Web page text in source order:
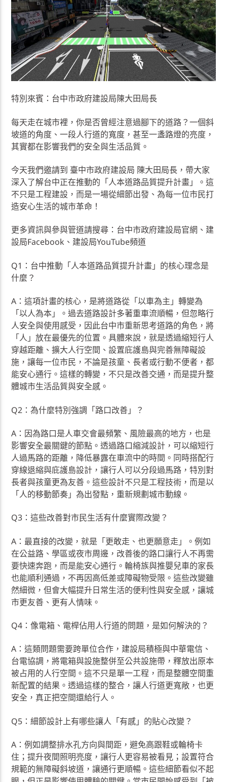
特別來賓：台中市政府建設局陳大田局長
每天走在城市裡，你是否曾經注意過腳下的道路？一個斜
坡道的角度、一段人行道的寬度，甚至一盞路燈的亮度，
其實都在影響我們的安全與生活品質。
今天我們邀請到 臺中市政府建設局 陳大田局長，帶大家
深入了解台中正在推動的「人本道路品質提升計畫」。這
不只是工程建設，而是一場從細節出發、為每一位市民打
造安心生活的城市革命！
更多資訊與參與管道請搜尋：台中市政府建設局官網、建
設局Facebook、建設局YouTube頻道
Q1：台中推動「人本道路品質提升計畫」的核心理念是
什麼？
A：這項計畫的核心，是將道路從「以車為主」轉變為
「以人為本」。過去道路設計多著重車流順暢，但忽略行
人安全與使用感受，因此台中市重新思考道路的角色，將
「人」放在最優先的位置。具體來說，就是透過縮短行人
穿越距離、擴大人行空間、設置庇護島與完善無障礙設
施，讓每一位市民，不論是孩童、長者或行動不便者，都
能安心通行。這樣的轉變，不只是改善交通，而是提升整
體城市生活品質與安全感。
Q2：為什麼特別強調「路口改善」？
A：因為路口是人車交會最頻繁、風險最高的地方，也是
影響安全最關鍵的節點。透過路口縮減設計，可以縮短行
人過馬路的距離，降低暴露在車流中的時間。同時搭配行
穿線退縮與庇護島設計，讓行人可以分段過馬路，特別對
長者與孩童更為友善。這些設計不只是工程技術，而是以
「人的移動節奏」為出發點，重新規劃城市動線。
Q3：這些改善對市民生活有什麼實際改變？
A：最直接的改變，就是「更敢走、也更願意走」。例如
在公益路、學區或夜市周邊，改善後的路口讓行人不再需
要快速奔跑，而是能安心通行。輪椅族與推嬰兒車的家長
也能順利通過，不再因高低差或障礙物受限。這些改變雖
然細微，但會大幅提升日常生活的便利性與安全感，讓城
市更友善、更有人情味。
Q4：像電箱、電桿佔用人行道的問題，是如何解決的？
A：這類問題需要跨單位合作，建設局積極與中華電信、
台電協調，將電箱與設施整併至公共設施帶，釋放出原本
被占用的人行空間。這不只是單一工程，而是整體空間重
新配置的結果。透過這樣的整合，讓人行道更寬敞，也更
安全，真正把空間還給行人。
Q5：細節設計上有哪些讓人「有感」的貼心改變？
A：例如調整排水孔方向與間距，避免高跟鞋或輪椅卡
住；提升夜間照明亮度，讓行人更容易被看見；設置符合
規範的無障礙斜坡道，讓通行更順暢。這些細節看似不起